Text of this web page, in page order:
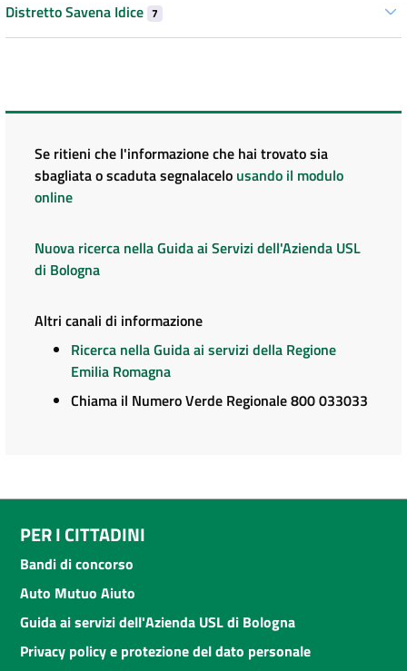
Distretto Savena Idice 7
Se ritieni che l'informazione che hai trovato sia
sbagliata o scaduta segnalacelo usando il modulo
online
Nuova ricerca nella Guida ai Servizi dell'Azienda USL
di Bologna
Altri canali di informazione
Ricerca nella Guida ai servizi della Regione
Emilia Romagna
Chiama il Numero Verde Regionale 800 033033
PER I CITTADINI
Bandi di concorso
Auto Mutuo Aiuto
Guida ai servizi dell'Azienda USL di Bologna
Privacy policy e protezione del dato personale